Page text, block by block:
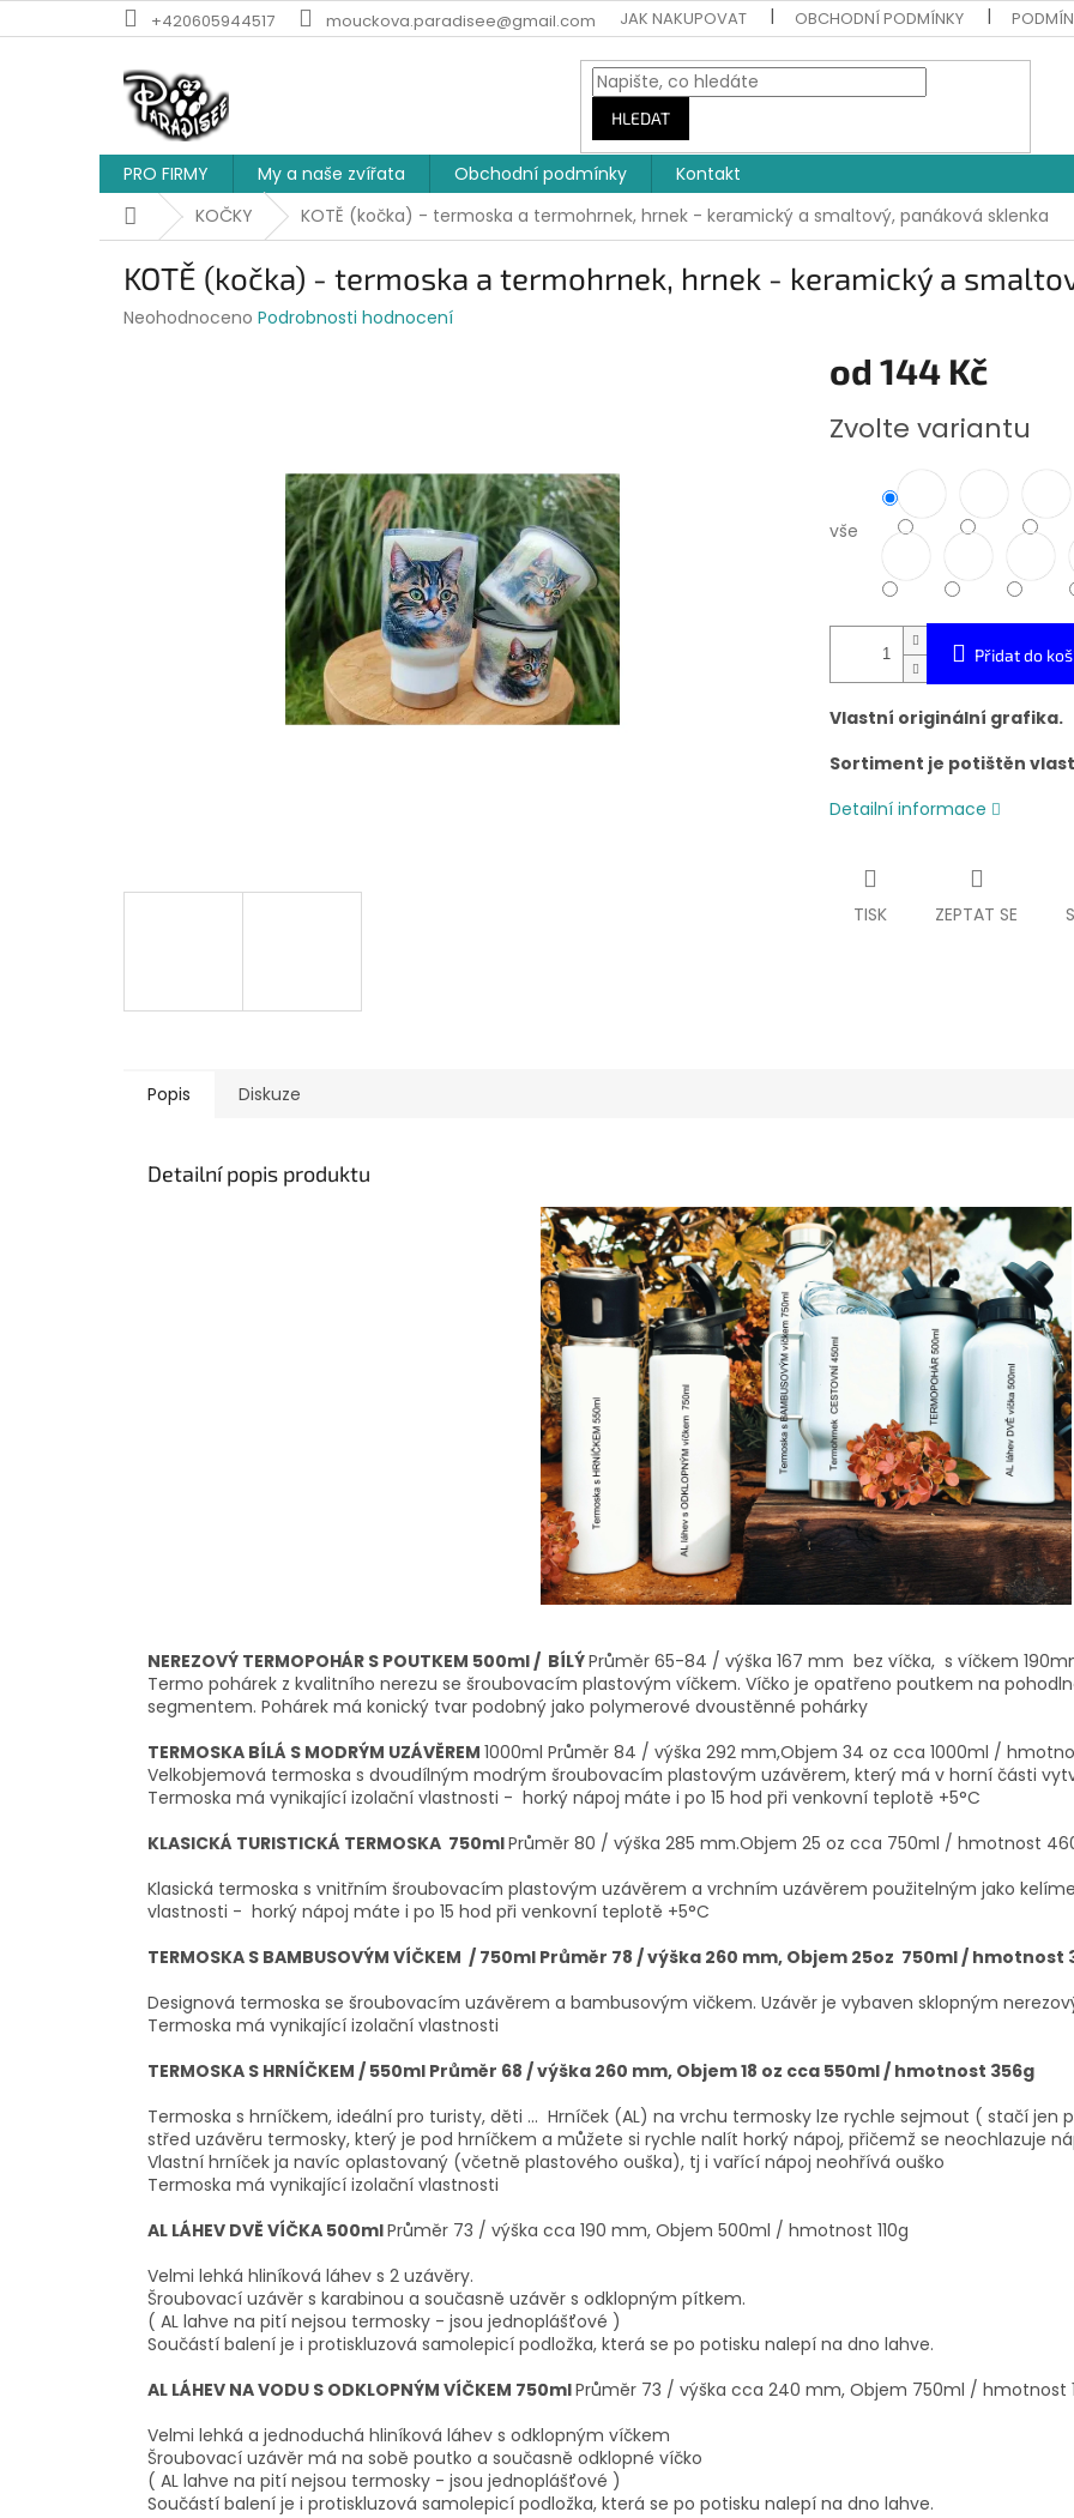
na
+420605944517 mouckova.paradisee@gmail.com JAK NAKUPOVAT OBCHODNÍ PODMÍNKY
HLEDAT
PRO FIRMY My a naše zvířata Obchodní podmínky
Kontakt
DomůKOČKY KOTĚ (kočka) - termoska a termohrnek, hrnek - keramický a smaltový, panáková sklenka
KOTĚ (kočka) - termoska a termohrnek, hrnek - keramický a
Průměrné
Neohodnoceno Podrobnosti hodnocení
od 144 Kč
cena:
Zvolte variantu
vše
Přidat do
Vlastní originální grafika.
Sortiment je potištěn
Detailní informace
TISK ZEPTAT SE
Popis Diskuze
Detailní popis produktu
NEREZOVÝ TERMOPOHÁR S POUTKEM 500ml / BÍLÝPrůměr 65-84 / výška 167 mm bez víčka, s víčkem
Termo pohárek z kvalitního nerezu se šroubovacím plastovým víčkem. Víčko je opatřeno poutkem na
segmentem. Pohárek má konický tvar podobný jako polymerové dvoustěnné pohárky
TERMOSKA BÍLÁ S MODRÝM UZÁVĚREM 1000ml Průměr 84 / výška 292 mm,Objem 34 oz cca 1000ml /
Velkobjemová termoska s dvoudílným modrým šroubovacím plastovým uzávěrem, který má v horní části
Termoska má vynikající izolační vlastnosti - horký nápoj máte i po 15 hod při venkovní teplotě +5°C
KLASICKÁ TURISTICKÁ TERMOSKA 750mlPrůměr 80 / výška 285 mm.Objem 25 oz cca 750ml / hmotnost
Klasická termoska s vnitřním šroubovacím plastovým uzávěrem a vrchním uzávěrem použitelným jako
vlastnosti - horký nápoj máte i po 15 hod při venkovní teplotě +5°C
TERMOSKA S BAMBUSOVÝM VÍČKEM / 750ml Průměr 78 / výška 260 mm, Objem 25oz 750ml / hmotnost
Designová termoska se šroubovacím uzávěrem a bambusovým vičkem. Uzávěr je vybaven sklopným
Termoska má vynikající izolační vlastnosti
TERMOSKA S HRNÍČKEM / 550ml Průměr 68 / výška 260 mm, Objem 18 oz cca 550ml / hmotnost 356g
Termoska s hrníčkem, ideální pro turisty, děti ... Hrníček (AL) na vrchu termosky lze rychle sejmout ( stačí jen
střed uzávěru termosky, který je pod hrníčkem a můžete si rychle nalít horký nápoj, přičemž se neochlazuje
Vlastní hrníček ja navíc oplastovaný (včetně plastového ouška), tj i vařící nápoj neohřívá ouško
Termoska má vynikající izolační vlastnosti
AL LÁHEV DVĚ VÍČKA 500mlPrůměr 73 / výška cca 190 mm, Objem 500ml / hmotnost 110g
Velmi lehká hliníková láhev s 2 uzávěry.
Šroubovací uzávěr s karabinou a současně uzávěr s odklopným pítkem.
( AL lahve na pití nejsou termosky - jsou jednoplášťové )
Součástí balení je i protiskluzová samolepicí podložka, která se po potisku nalepí na dno lahve.
AL LÁHEV NA VODU S ODKLOPNÝM VÍČKEM 750mlPrůměr 73 / výška cca 240 mm, Objem 750ml / hmotnost
Velmi lehká a jednoduchá hliníková láhev s odklopným víčkem
Šroubovací uzávěr má na sobě poutko a současně odklopné víčko
( AL lahve na pití nejsou termosky - jsou jednoplášťové )
Součástí balení je i protiskluzová samolepicí podložka, která se po potisku nalepí na dno lahve.